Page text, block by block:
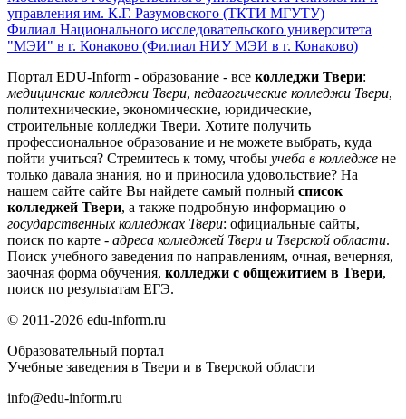
управления им. К.Г. Разумовского (ТКТИ МГУТУ)
Филиал Национального исследовательского университета
"МЭИ" в г. Конаково (Филиал НИУ МЭИ в г. Конаково)
Портал EDU-Inform - образование - все колледжи Твери:
медицинские колледжи Твери, педагогические колледжи Твери,
политехнические, экономические, юридические,
строительные колледжи Твери. Хотите получить
профессиональное образование и не можете выбрать, куда
пойти учиться? Стремитесь к тому, чтобы учеба в колледже не
только давала знания, но и приносила удовольствие? На
нашем сайте сайте Вы найдете самый полный список
колледжей Твери, а также подробную информацию о
государственных колледжах Твери: официальные сайты,
поиск по карте - адреса колледжей Твери и Тверской области.
Поиск учебного заведения по направлениям, очная, вечерняя,
заочная форма обучения, колледжи с общежитием в Твери,
поиск по результатам ЕГЭ.
© 2011-2026 edu-inform.ru
Образовательный портал
Учебные заведения в Твери и в Тверской области
info@edu-inform.ru